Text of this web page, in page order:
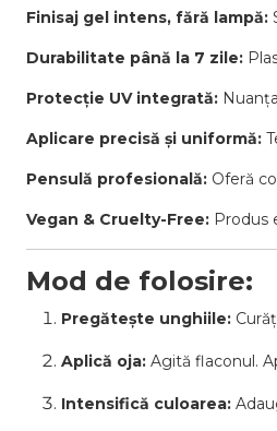
Finisaj gel intens, fără lampă:
Durabilitate până la 7 zile:
Protecție UV integrată:
Aplicare precisă și uniformă:
Pensulă profesională: Oferă
Vegan & Cruelty-Free: Produs
Mod de folosire:
Pregătește unghiile:
Aplică oja: Agită flaconul.
Intensifică culoarea: